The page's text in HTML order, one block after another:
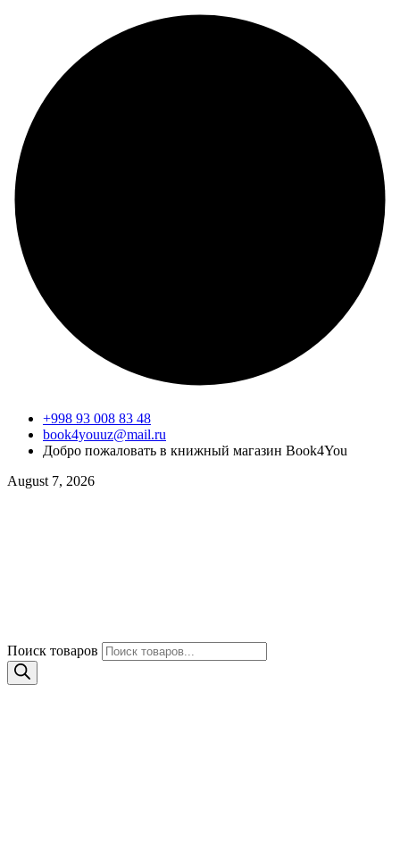
+998 93 008 83 48
book4youuz@mail.ru
Добро пожаловать в книжный магазин Book4You
August 7, 2026
Поиск товаров